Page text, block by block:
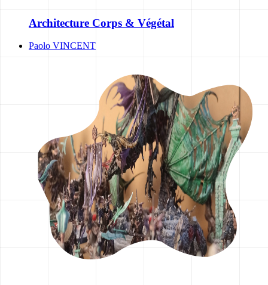
Architecture Corps & Végétal
Paolo VINCENT